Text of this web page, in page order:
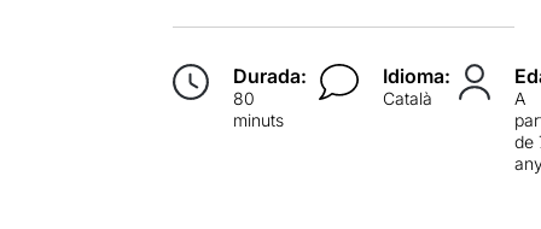
Durada:
80
minuts
Idioma:
Català
A
de